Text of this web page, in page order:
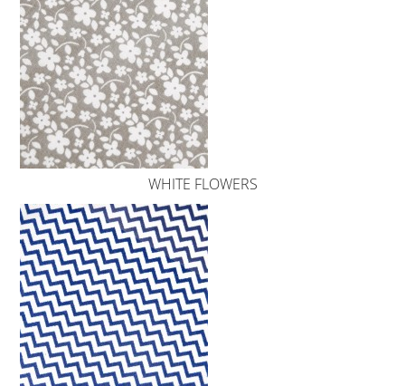
WHITE FLOWERS